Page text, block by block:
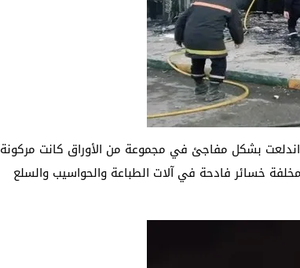
اندلعت بشكل مفاجئ في مجموعة من الأوراق كانت مركونة
خسائر فادحة في آلات الطباعة والحواسيب والسلع